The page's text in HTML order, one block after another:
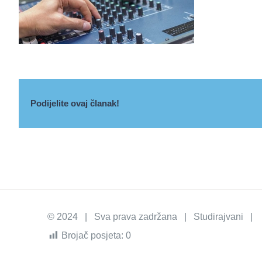
Podijelite ovaj članak!
© 2024 | Sva prava zadržana | Studirajvani |
Brojač posjeta: 0